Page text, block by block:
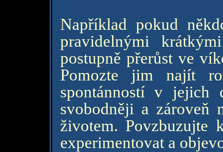
Například pokud
pravidelnými
postupně přerůst ve
Pomozte jim najít
spontánností v jejich
svobodněji a
životem.
experimentovat a